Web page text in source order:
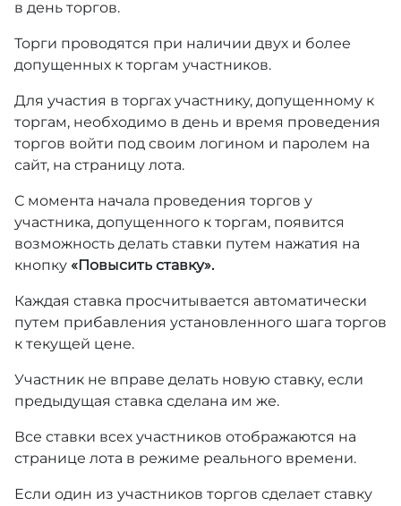
в день торгов.
Торги проводятся при наличии двух и более
допущенных к торгам участников.
Для участия в торгах участнику, допущенному к
торгам, необходимо в день и время проведения
торгов войти под своим логином и паролем на
сайт, на страницу лота.
С момента начала проведения торгов у
участника, допущенного к торгам, появится
возможность делать ставки путем нажатия на
кнопку «Повысить ставку».
Каждая ставка просчитывается автоматически
путем прибавления установленного шага торгов
к текущей цене.
Участник не вправе делать новую ставку, если
предыдущая ставка сделана им же.
Все ставки всех участников отображаются на
странице лота в режиме реального времени.
Если один из участников торгов сделает ставку